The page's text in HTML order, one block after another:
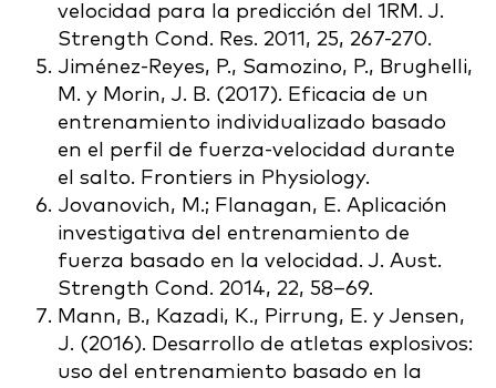
velocidad para la predicción del 1RM. J.
Strength Cond. Res. 2011, 25, 267-270.
Jiménez-Reyes, P., Samozino, P., Brughelli,
M. y Morin, J. B. (2017). Eficacia de un
entrenamiento individualizado basado
en el perfil de fuerza-velocidad durante
el salto. Frontiers in Physiology.
Jovanovich, M.; Flanagan, E. Aplicación
investigativa del entrenamiento de
fuerza basado en la velocidad. J. Aust.
Strength Cond. 2014, 22, 58–69.
Mann, B., Kazadi, K., Pirrung, E. y Jensen,
J. (2016). Desarrollo de atletas explosivos:
uso del entrenamiento basado en la